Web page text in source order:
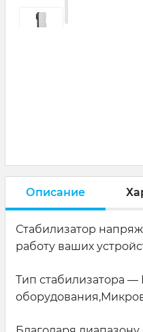
Описание
Стабилизатор
работу ваших
Тип стабилизатора